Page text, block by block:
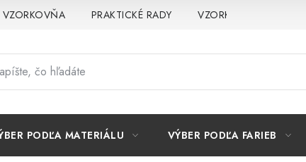
VZORKOVŇA PRAKTICKÉ RADY VZORKA
PODĽA MATERIÁLU VÝBER PODĽA FARIEB